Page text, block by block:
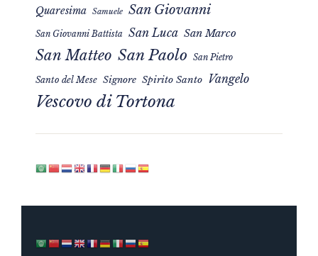
Quaresima Samuele San Giovanni
San Giovanni Battista San Luca San Marco
San Matteo San Paolo San Pietro
Santo del Mese Signore Spirito Santo Vangelo
Vescovo di Tortona